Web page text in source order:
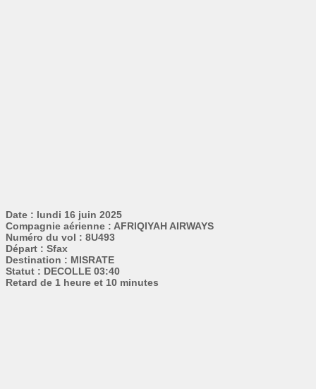
Date : lundi 16 juin 2025
Compagnie aérienne : AFRIQIYAH AIRWAYS
Numéro du vol : 8U493
Départ : Sfax
Destination : MISRATE
Statut : DECOLLE 03:40
Retard de 1 heure et 10 minutes